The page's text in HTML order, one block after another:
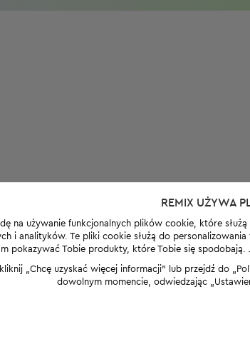
REMIX UŻYWA
na używanie funkcjonalnych plików cookie, które
i analityków. Te pliki cookie służą do
pokazywać Tobie produkty, które Tobie się spodobają.
„Chcę uzyskać więcej informacji” lub przejdź do
dowolnym momencie, odwiedzając